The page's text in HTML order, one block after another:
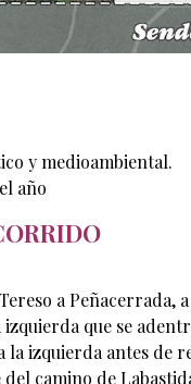
y medioambiental.
año
a
que se
izquierda antes de
camino de